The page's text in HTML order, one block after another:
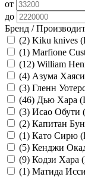
от
до
Бренд /
(2) Kiku knives
(1) Marfione
(12) William
(4) Азума
(3) Гленн
(46) Дью Хара
(3) Исао Обути
(2) Капитан
(1) Като Сирю
(5) Кенджи
(9) Кодзи Хара
(1) Матида